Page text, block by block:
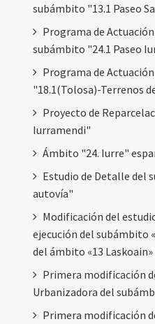
subámbito "13.1 Paseo
Programa de
subámbito "24.1 Paseo
Programa de
"18.1(Tolosa)-Terrenos
Proyecto de
Iurramendi"
Ámbito "24. Iurre"
Estudio de Detalle del
autovía"
Modificación del
ejecución del subámbito
del ámbito «13 Laskoain»
Primera modificación
Urbanizadora del
Primera modificación